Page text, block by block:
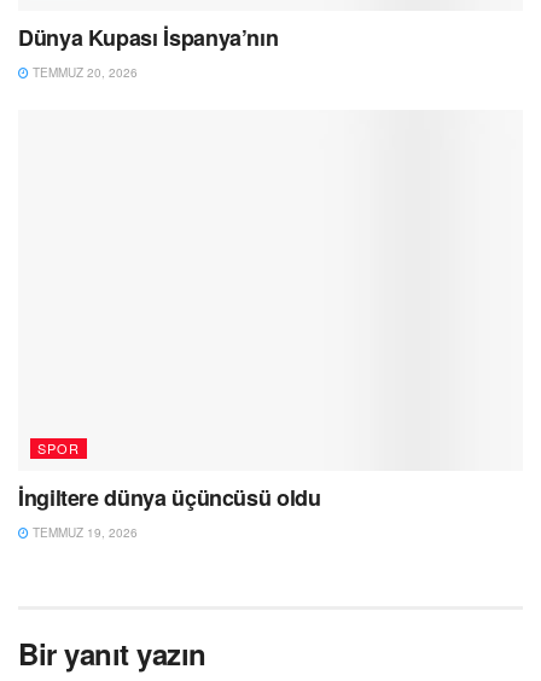
Dünya Kupası İspanya’nın
TEMMUZ 20, 2026
SPOR
İngiltere dünya üçüncüsü oldu
TEMMUZ 19, 2026
Bir yanıt yazın